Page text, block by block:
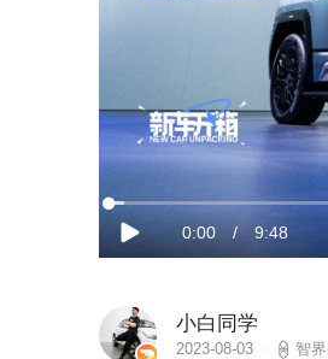
放
当
时
0:00 / 时
9:48
加
载
完
成:
小白同学
2023-08-03 智